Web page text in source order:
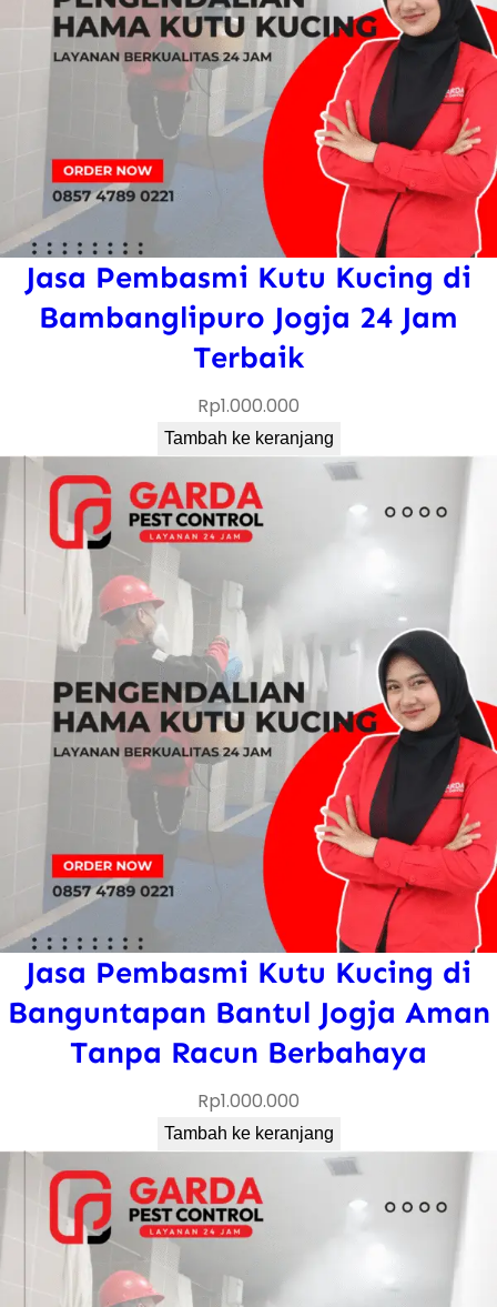
Jasa Pembasmi Kutu Kucing di
Bambanglipuro Jogja 24 Jam
Terbaik
Rp1.000.000
Tambah ke keranjang
Jasa Pembasmi Kutu Kucing di
Banguntapan Bantul Jogja Aman
Tanpa Racun Berbahaya
Rp1.000.000
Tambah ke keranjang